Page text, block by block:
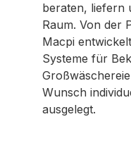
beraten, liefern
Raum. Von der
Macpi
Systeme für
Wunsch
ausgelegt.